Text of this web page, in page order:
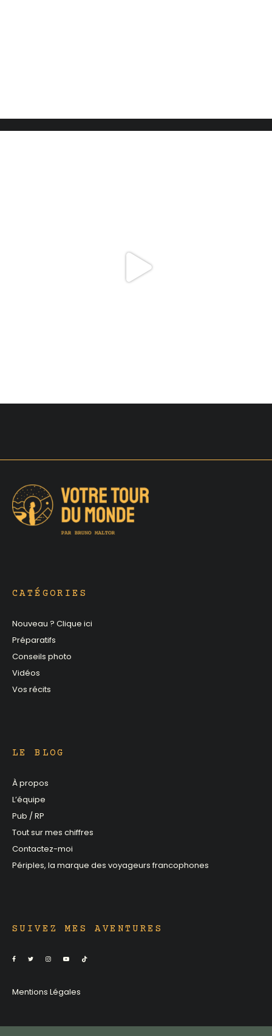
CATÉGORIES
Nouveau ? Clique ici
Préparatifs
Conseils photo
Vidéos
Vos récits
LE BLOG
À propos
L’équipe
Pub / RP
Tout sur mes chiffres
Contactez-moi
Périples, la marque des voyageurs francophones
SUIVEZ MES AVENTURES
Mentions Légales